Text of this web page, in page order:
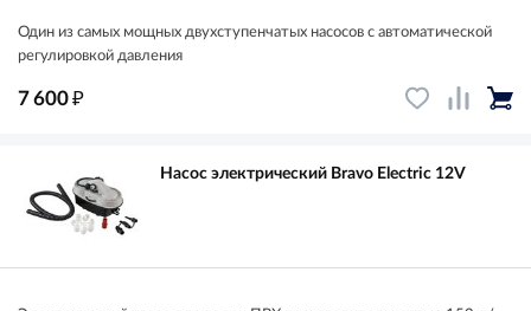
Один из самых мощных двухступенчатых насосов с автоматической
регулировкой давления
7 600₽
Насос электрический Bravo Electric 12V